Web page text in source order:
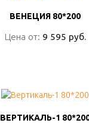
ВЕНЕЦИЯ 80*200
Цена от: 9 595 руб.
ВЕНЕЦИЯ 80*200
Цена от: 9 595 руб.
ВЕРТИКАЛЬ-1
ВЕРТИКАЛЬ-1